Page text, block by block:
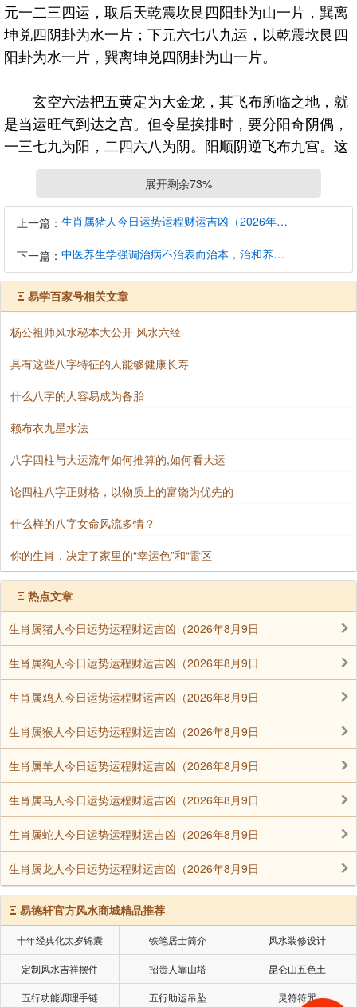
元一二三四运，取后天乾震坎艮四阳卦为山一片，巽离
坤兑四阴卦为水一片；下元六七八九运，以乾震坎艮四
阳卦为水一片，巽离坤兑四阴卦为山一片。
玄空六法把五黄定为大金龙，其飞布所临之地，就
是当运旺气到达之宫。但令星挨排时，要分阳奇阴偶，
一三七九为阳，二四六八为阴。阳顺阴逆飞布九宫。这
里刚好可以回答上文易友提到的问题。就是八运应该八
看上图，八运八入中，偶数逆飞，排到五黄大金龙
在后天艮宫（九宫数第八宫），我在写玄空法鉴时，写
八运的金龙水口时，写到八运在八宫，后天艮卦所以两
种理论并不冲突。
似乎对不上。以九运为例，九为奇数，入中顺飞。则五
黄大金龙排布到后天坎宫（九宫数的第一宫）。
但玄空法鉴的金龙水口图，定的是九运是运在九宫
即后天离宫，来推水口。这样两种理论不是矛盾了吗？
文章理论。
这个问题不要说这个易友，很多人就是一辈子都没
想通。这里我告诉大家，前面我说过，龙分两片阴阳
取。阴卦一片，阳卦一片，山一片，水一片，合十对宫
相望则相交。
下元六七八九运，以乾坎艮震四阳卦为水一片，巽
离坤兑四阴卦为山一片。所以下元九运五黄到一坎宫为
旺水运。而我在玄空法鉴的金龙水口图，是查金龙定水
口。山与水相对，一与九相对而合十，有情相望，所以
山龙应定在对宫的离九。所以两个理论是相通的。
重点是上下元各管九十年，上下元分别对应八卦和
山水的阴阳两片。山有山之金龙，水有水之金龙。各有
其生旺至动之气，形之于地面，才可安宅立穴。
河洛数理推出玄空五黄大金龙
鉴于很多易友对玄空风水的基本理论还不太理解，
今天再补一篇基础知识。
在以前文章写过玄空概念，玄空对应太极，处处有
展开剩余73%
上一篇： 生肖属猪人今日运势运程财运吉凶（2026年8月9日）详解查询
下一篇： 中医养生学强调治病不治表而治本，治和养兼顾是有必要的
Ξ 易学百家号相关文章
杨公祖师风水秘本大公开 风水六经
具有这些八字特征的人能够健康长寿
什么八字的人容易成为备胎
赖布衣九星水法
八字四柱与大运流年如何推算的,如何看大运
论四柱八字正财格，以物质上的富饶为优先的
什么样的八字女命风流多情？
你的生肖，决定了家里的“幸运色”和“雷区
Ξ 热点文章
生肖属猪人今日运势运程财运吉凶（2026年8月9日
生肖属狗人今日运势运程财运吉凶（2026年8月9日
生肖属鸡人今日运势运程财运吉凶（2026年8月9日
生肖属猴人今日运势运程财运吉凶（2026年8月9日
生肖属羊人今日运势运程财运吉凶（2026年8月9日
生肖属马人今日运势运程财运吉凶（2026年8月9日
生肖属蛇人今日运势运程财运吉凶（2026年8月9日
生肖属龙人今日运势运程财运吉凶（2026年8月9日
Ξ 易德轩官方风水商城精品推荐
十年经典化太岁锦囊 铁笔居士简介 风水装修设计
定制风水吉祥摆件 招贵人靠山塔 昆仑山五色土
五行功能调理手链 五行助运吊坠 灵符符咒